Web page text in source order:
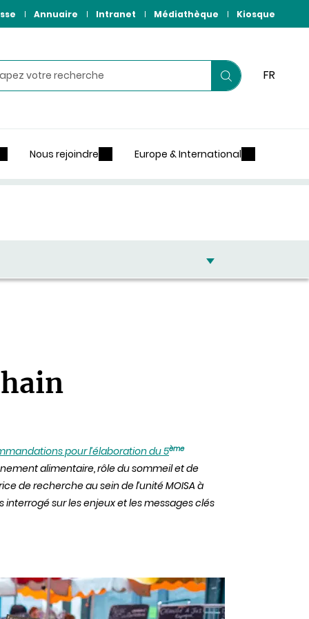
Annuaire Intranet Médiathèque Kiosque
Lancer
FR
Nous rejoindre Europe & International
pour l’élaboration du 5ème
alimentaire, rôle du sommeil et de
de recherche au sein de l’unité MOISA à
sur les enjeux et les messages clés